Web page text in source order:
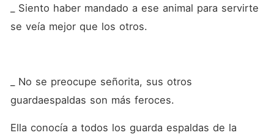
_ Siento haber mandado a ese animal para servirte
se veía mejor que los otros.
_ No se preocupe señorita, sus otros
guardaespaldas son más feroces.
Ella conocía a todos los guarda espaldas de la